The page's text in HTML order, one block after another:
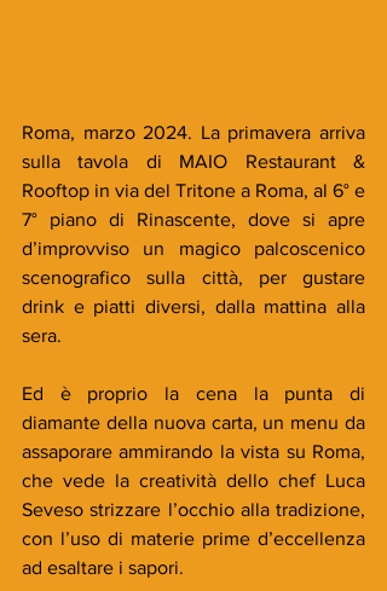
Roma, marzo 2024. La primavera arriva
sulla tavola di MAIO Restaurant &
Rooftop in via del Tritone a Roma, al 6° e
7° piano di Rinascente, dove si apre
d’improvviso un magico palcoscenico
scenografico sulla città, per gustare
drink e piatti diversi, dalla mattina alla
sera.
Ed è proprio la cena la punta di
diamante della nuova carta, un menu da
assaporare ammirando la vista su Roma,
che vede la creatività dello chef Luca
Seveso strizzare l’occhio alla tradizione,
con l’uso di materie prime d’eccellenza
ad esaltare i sapori.